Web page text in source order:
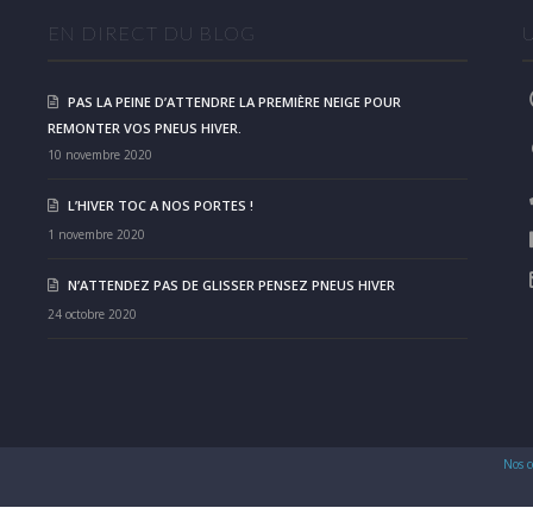
EN DIRECT DU BLOG
PAS LA PEINE D’ATTENDRE LA PREMIÈRE NEIGE POUR
REMONTER VOS PNEUS HIVER.
10 novembre 2020
L’HIVER TOC A NOS PORTES !
1 novembre 2020
N’ATTENDEZ PAS DE GLISSER PENSEZ PNEUS HIVER
24 octobre 2020
Nos